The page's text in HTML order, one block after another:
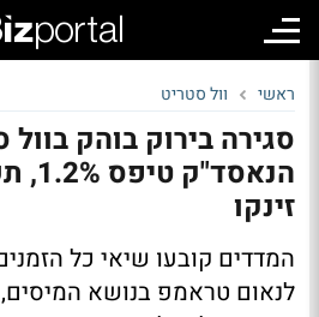
ראשי וול סטריט
סגירה בירוק בוהק בוול
זינקו
המדדים קובעו שיאי כל